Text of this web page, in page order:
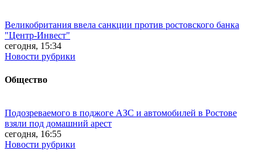
Великобритания ввела санкции против ростовского банка
"Центр-Инвест"
сегодня, 15:34
Новости рубрики
Общество
Подозреваемого в поджоге АЗС и автомобилей в Ростове
взяли под домашний арест
сегодня, 16:55
Новости рубрики